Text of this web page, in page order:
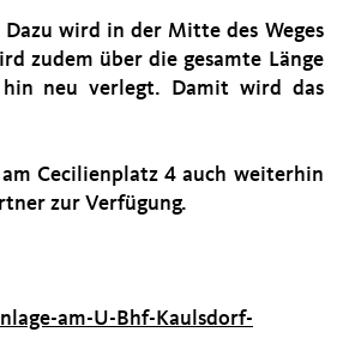
wird in der Mitte des Weges
zudem über die gesamte Länge
neu verlegt. Damit wird das
Cecilienplatz 4 auch weiterhin
zur Verfügung.
am-U-Bhf-Kaulsdorf-